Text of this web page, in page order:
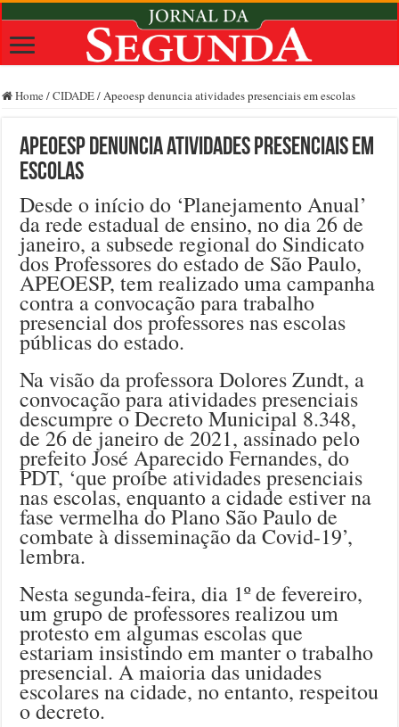
Home /CIDADE/Apeoesp denuncia atividades presenciais em escolas
Apeoesp denuncia atividades presenciais em
escolas
Desde o início do ‘Planejamento Anual’
da rede estadual de ensino, no dia 26 de
janeiro, a subsede regional do Sindicato
dos Professores do estado de São Paulo,
APEOESP, tem realizado uma campanha
contra a convocação para trabalho
presencial dos professores nas escolas
públicas do estado.
Na visão da professora Dolores Zundt, a
convocação para atividades presenciais
descumpre o Decreto Municipal 8.348,
de 26 de janeiro de 2021, assinado pelo
prefeito José Aparecido Fernandes, do
PDT, ‘que proíbe atividades presenciais
nas escolas, enquanto a cidade estiver na
fase vermelha do Plano São Paulo de
combate à disseminação da Covid-19’,
lembra.
Nesta segunda-feira, dia 1º de fevereiro,
um grupo de professores realizou um
protesto em algumas escolas que
estariam insistindo em manter o trabalho
presencial. A maioria das unidades
escolares na cidade, no entanto, respeitou
o decreto.